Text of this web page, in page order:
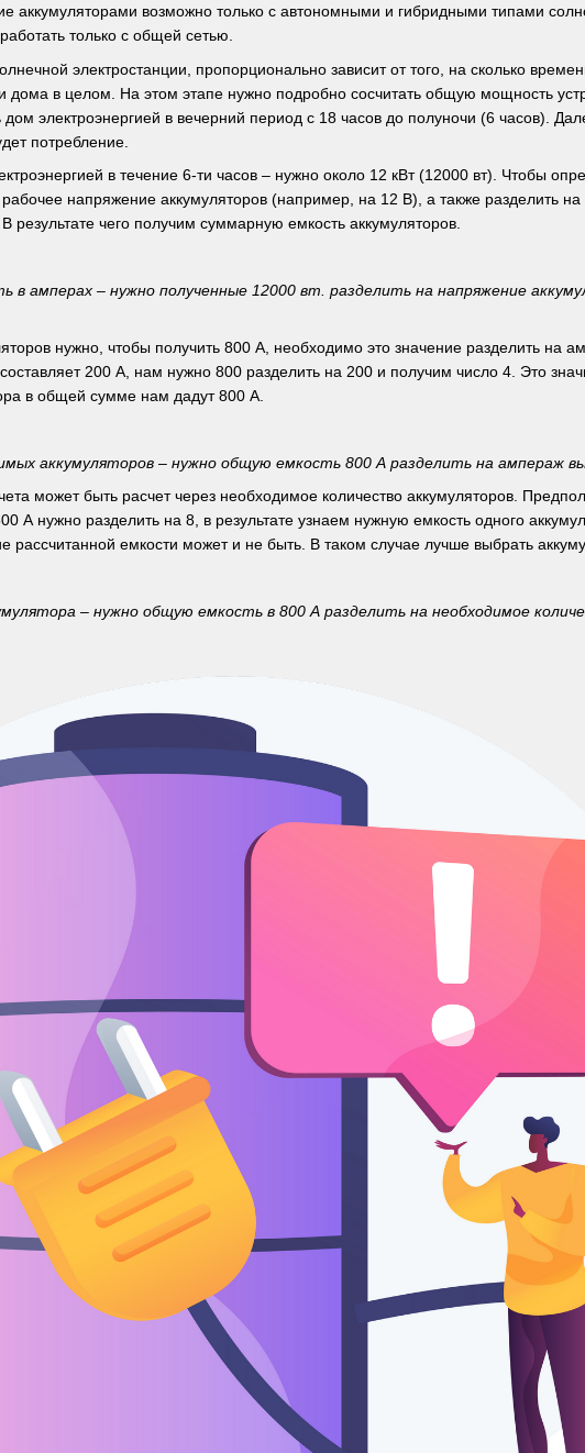
аккумуляторами возможно только с автономными и гибридными типами
только с общей сетью.
электростанции, пропорционально зависит от того, на сколько
дома в целом. На этом этапе нужно подробно сосчитать общую мощность
электроэнергией в вечерний период с 18 часов до полуночи (6 часов).
потребление.
в течение 6-ти часов – нужно около 12 кВт (12000 вт). Чтобы
напряжение аккумуляторов (например, на 12 В), а также разделить
результате чего получим суммарную емкость аккумуляторов.
в амперах – нужно полученные 12000 вт. разделить на напряжение
нужно, чтобы получить 800 А, необходимо это значение разделить на
200 А, нам нужно 800 разделить на 200 и получим число 4. Это
в общей сумме нам дадут 800 А.
аккумуляторов – нужно общую емкость 800 А разделить на ампераж
может быть расчет через необходимое количество аккумуляторов.
А нужно разделить на 8, в результате узнаем нужную емкость одного
рассчитанной емкости может и не быть. В таком случае лучше выбрать
– нужно общую емкость в 800 А разделить на необходимое